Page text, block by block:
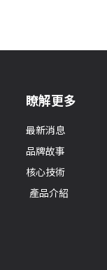
瞭解更多
最新消息
品牌故事
核心技術
產品介紹